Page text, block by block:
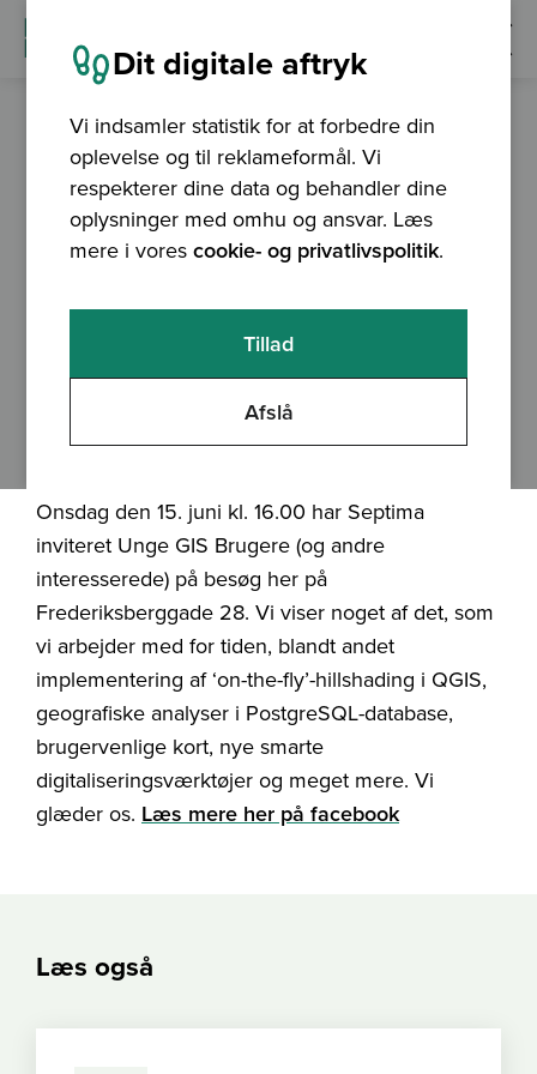
Dit digitale aftryk
Vi indsamler statistik for at forbedre din
oplevelse og til reklameformål. Vi
respekterer dine data og behandler dine
oplysninger med omhu og ansvar. Læs
mere i vorescookie- og privatlivspolitik.
Afslå
Tillad
nyhed 08.06.2016
Unge GIS Brugere
virksomhedsbesøg
Onsdag den 15. juni kl. 16.00 har Septima
inviteret Unge GIS Brugere (og andre
interesserede) på besøg her på
Frederiksberggade 28. Vi viser noget af det, som
vi arbejder med for tiden, blandt andet
implementering af ‘on-the-fly’-hillshading i QGIS,
geografiske analyser i PostgreSQL-database,
brugervenlige kort, nye smarte
digitaliseringsværktøjer og meget mere. Vi
glæder os. Læs mere her på facebook
Læs også